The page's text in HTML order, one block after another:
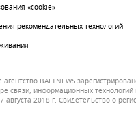
«cookie»
рекомендательных технологий
BALTNEWS
связи, информационных
августа 2018 г. Свидетельство о